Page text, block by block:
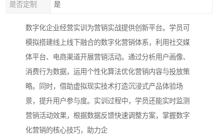
是否定制 是
数字化企业经营实训为营销实战提供创新平台。学员可
模拟搭建线上线下融合的数字化营销体系，利用社交媒
体平台、电商渠道开展营销活动。通过分析用户画像、
消费行为数据，运用个性化算法优化营销内容与投放策
略。同时，借助虚拟现实技术打造沉浸式产品体验场
景，提升用户参与度。实训过程中，学员还能实时监测
营销活动效果，根据数据反馈快速调整方案，掌握数字
化营销的核心技巧，助力企​